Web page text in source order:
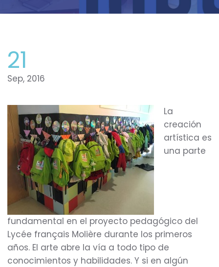
21
Sep, 2016
La
creación
artística es
una parte
fundamental en el proyecto pedagógico del
Lycée français Molière durante los primeros
años. El arte abre la vía a todo tipo de
conocimientos y habilidades. Y si en algún